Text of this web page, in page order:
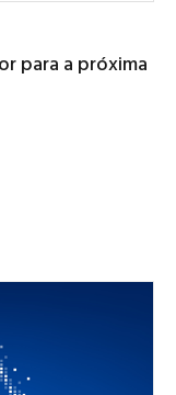
para a próxima